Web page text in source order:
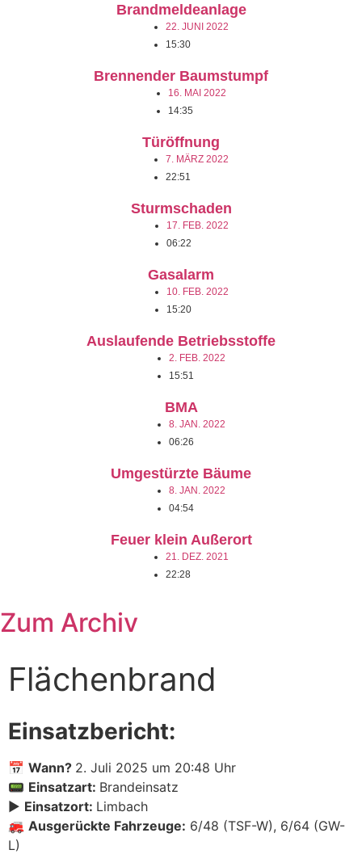
Brandmeldeanlage
22. JUNI 2022
15:30
Brennender Baumstumpf
16. MAI 2022
14:35
Türöffnung
7. MÄRZ 2022
22:51
Sturmschaden
17. FEB. 2022
06:22
Gasalarm
10. FEB. 2022
15:20
Auslaufende Betriebsstoffe
2. FEB. 2022
15:51
BMA
8. JAN. 2022
06:26
Umgestürzte Bäume
8. JAN. 2022
04:54
Feuer klein Außerort
21. DEZ. 2021
22:28
Zum Archiv
Flächenbrand
Einsatzbericht:
📅 Wann? 2. Juli 2025 um 20:48 Uhr
📟 Einsatzart: Brandeinsatz
▶️ Einsatzort: Limbach
🚒 Ausgerückte Fahrzeuge: 6/48 (TSF-W), 6/64 (GW-
L)